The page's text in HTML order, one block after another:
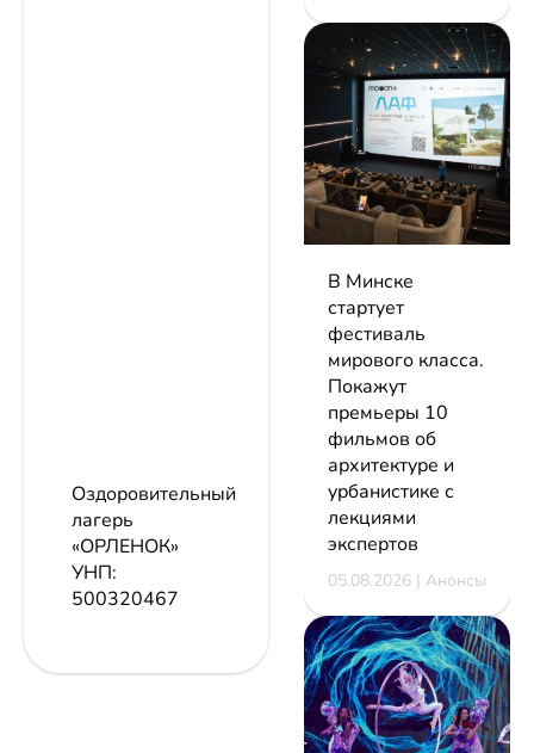
Оздоровительный
лагерь
«ОРЛЕНОК»
УНП:
500320467
В Минске
стартует
фестиваль
мирового класса.
Покажут
премьеры 10
фильмов об
архитектуре и
урбанистике с
лекциями
экспертов
05.08.2026 | Анонсы